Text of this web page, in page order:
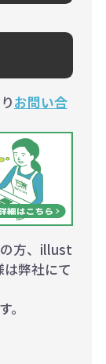
お問い合
の方、illust
弊社にて